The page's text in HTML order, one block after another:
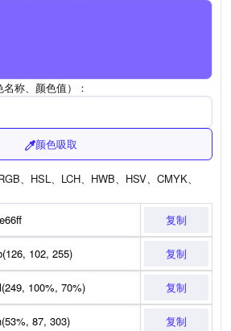
名称、颜色值）：
颜色吸取
、HSL、LCH、HWB、HSV、CMYK、
复制
复制
复制
复制